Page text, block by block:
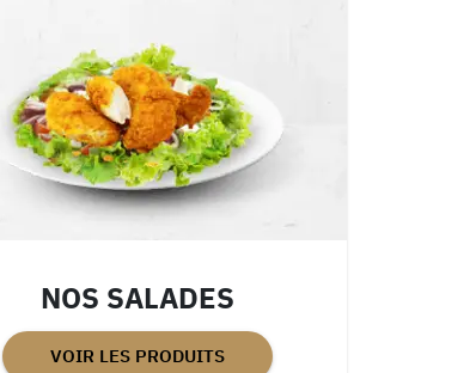
NOS SALADES
VOIR LES PRODUITS